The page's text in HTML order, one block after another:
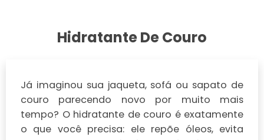
Hidratante De Couro
Já imaginou sua jaqueta, sofá ou sapato de
couro parecendo novo por muito mais
tempo? O hidratante de couro é exatamente
o que você precisa: ele repõe óleos, evita